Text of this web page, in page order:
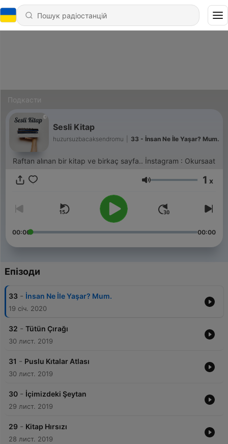
Подкасти
Sesli Kitap
huzursuzbacaksendromu 33 - İnsan Ne İle Yaşar? Mum.
Raftan alınan bir kitap ve birkaç sayfa.. İnstagram : Okursaat
Гучність 1 x
00:00 00:00
Епізоди
33 - İnsan Ne İle Yaşar? Mum.
19 січ. 2020
32 - Tütün Çırağı
30 лист. 2019
31 - Puslu Kıtalar Atlası
30 лист. 2019
30 - İçimizdeki Şeytan
29 лист. 2019
29 - Kitap Hırsızı
28 лист. 2019